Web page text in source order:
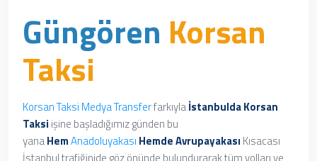
Güngören Korsan
Taksi
Korsan Taksi Medya Transferfarkıylaİstanbulda Korsan
Taksi işine başladığımız günden bu
yanaHemAnadoluyakası HemdeAvrupayakası Kısacası